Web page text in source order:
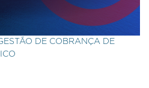
DE COBRANÇA DE